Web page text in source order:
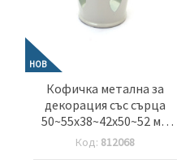
НОВ
Кофичка метална за
декорация със сърца
50~55x38~42x50~52 мм
цвят бял
Код: 812068